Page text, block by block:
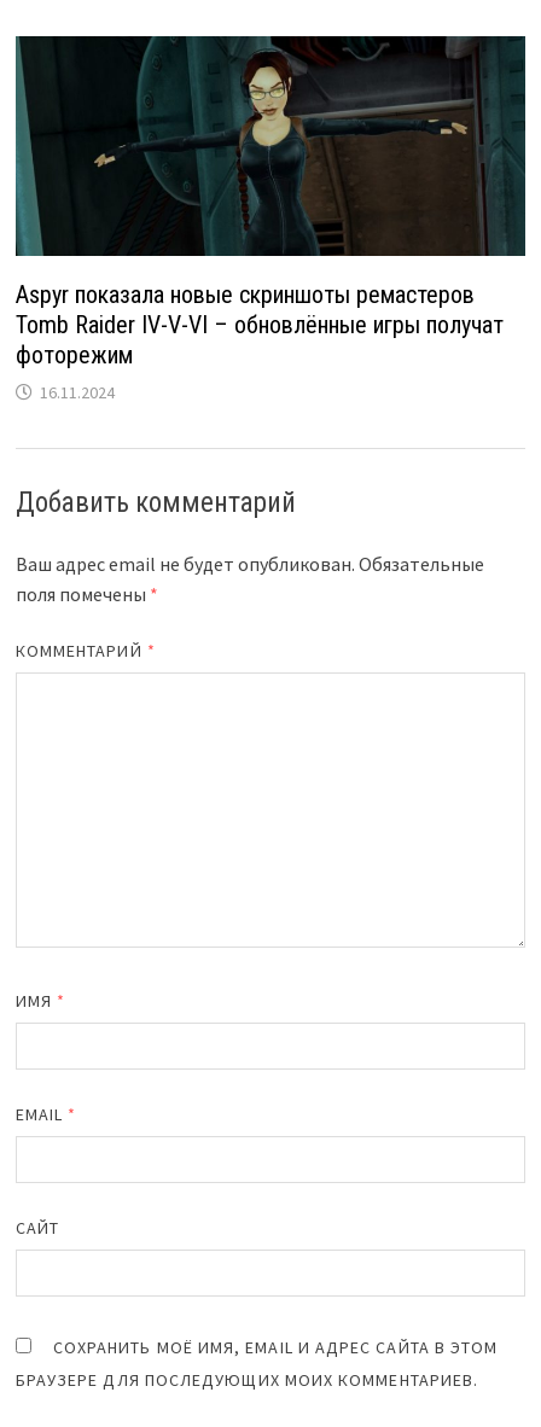
Aspyr показала новые скриншоты ремастеров
Tomb Raider IV-V-VI – обновлённые игры получат
фоторежим
16.11.2024
Добавить комментарий
Ваш адрес email не будет опубликован. Обязательные
поля помечены *
КОММЕНТАРИЙ *
ИМЯ *
EMAIL *
САЙТ
СОХРАНИТЬ МОЁ ИМЯ, EMAIL И АДРЕС САЙТА В ЭТОМ
БРАУЗЕРЕ ДЛЯ ПОСЛЕДУЮЩИХ МОИХ КОММЕНТАРИЕВ.